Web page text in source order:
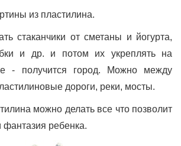
из пластилина.
стаканчики от сметаны и йогурта,
и др. и потом их укреплять на
- получится город. Можно между
дороги, реки, мосты.
можно делать все что позволит
ребенка.